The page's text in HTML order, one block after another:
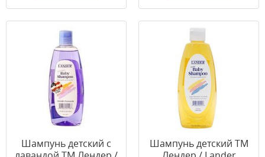
Шампунь детский с
Шампунь детский ТМ